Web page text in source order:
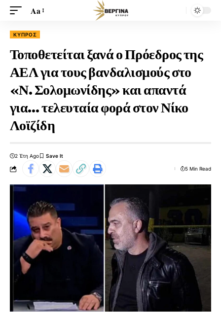
Aa
ΚΎΠΡΟΣ
Τοποθετείται ξανά ο Πρόεδρος της
ΑΕΛ για τους βανδαλισμούς στο
«Ν. Σολομωνίδης» και απαντά
για… τελευταία φορά στον Νίκο
Λοϊζίδη
2 Έτη Ago
5 Min Read